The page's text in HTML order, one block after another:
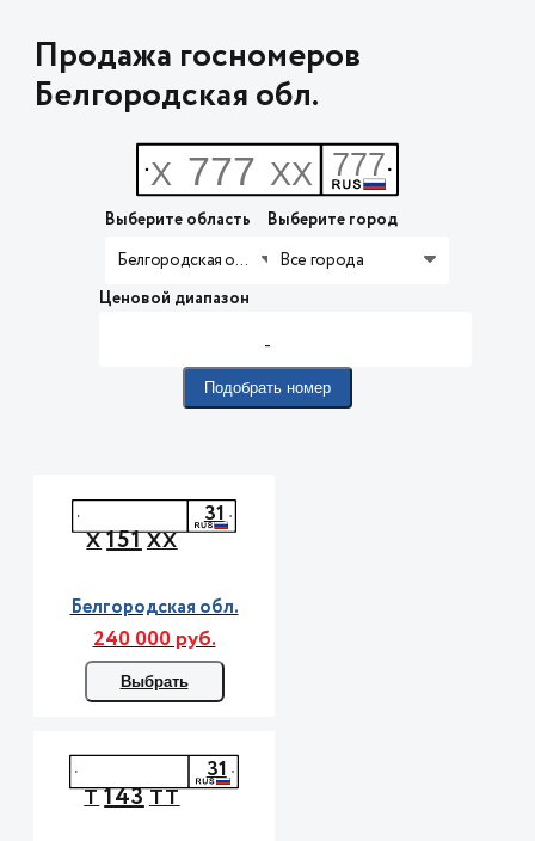
Продажа госномеров
Белгородская обл.
Выберите область
Белгородская обл.
Выберите город
Все города
Ценовой диапазон
-
Подобрать номер
Х151ХХ
31
Белгородская обл.
240 000 руб.
Выбрать
Т143ТТ
31